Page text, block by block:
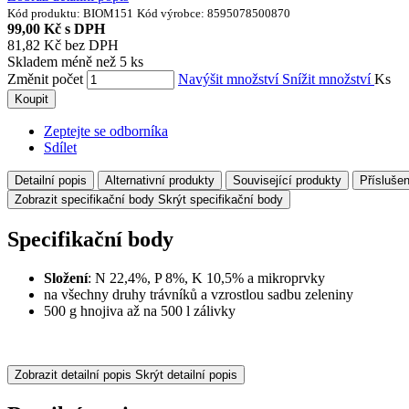
Kód produktu: BIOM151 Kód výrobce: 8595078500870
99,00 Kč s DPH
81,82 Kč bez DPH
Skladem méně než 5 ks
Změnit počet
Navýšit množství Snížit množstvíKs
Koupit
Zeptejte se odborníka
Sdílet
Detailní popis Alternativní produkty Související produkty
Zobrazit specifikační body Skrýt specifikační body
Specifikační body
Složení: N 22,4%, P 8%, K 10,5% a mikroprvky
na všechny druhy trávníků a vzrostlou sadbu zeleniny
500 g hnojiva až na 500 l zálivky
Zobrazit detailní popis Skrýt detailní popis